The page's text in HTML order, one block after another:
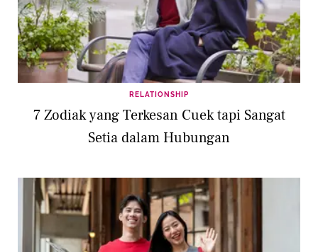
RELATIONSHIP
7 Zodiak yang Terkesan Cuek tapi Sangat
Setia dalam Hubungan